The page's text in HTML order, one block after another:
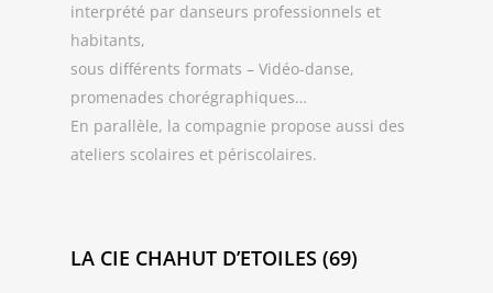
interprété par danseurs professionnels et
habitants,
sous différents formats – Vidéo-danse,
promenades chorégraphiques…
En parallèle, la compagnie propose aussi des
ateliers scolaires et périscolaires.
LA CIE CHAHUT D’ETOILES (69)